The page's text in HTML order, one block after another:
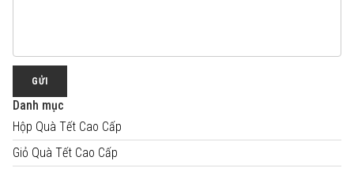
GỬI
Danh mục
Hộp Quà Tết Cao Cấp
Giỏ Quà Tết Cao Cấp